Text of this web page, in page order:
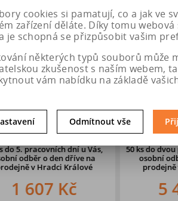
NBLUE
dní u Vás,
dříve na
Králové
245/45 R19 102V
CONTINENTAL TS-870 P
50 ks do dvou pracovních dní
osobní odběr o den dříve
prodejně v Hradci
5 409 Kč
cookies si pamatují, co a jak ve
zařízení děláte. Díky tomu
je schopná se přizpůsobit vašim
některých typů souborů může
zkušenost s naším webem,
vám nabídku na základě
Odmítnout vše